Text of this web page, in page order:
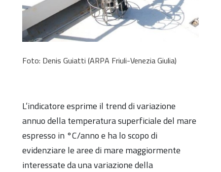
Foto: Denis Guiatti (ARPA Friuli-Venezia Giulia)
L’indicatore esprime il trend di variazione
annuo della temperatura superficiale del mare
espresso in °C/anno e ha lo scopo di
evidenziare le aree di mare maggiormente
interessate da una variazione della